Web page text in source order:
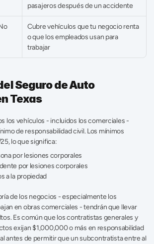
pasajeros después de un accidente
Cubre vehículos que tu negocio renta
o que los empleados usan para
trabajar
Seguro de Auto
Texas
los vehículos - incluidos los comerciales -
de responsabilidad civil. Los mínimos
lo que significa:
por lesiones corporales
por lesiones corporales
a la propiedad
de los negocios - especialmente los
en obras comerciales - tendrán que llevar
Es común que los contratistas generales y
exijan $1,000,000 o más en responsabilidad
antes de permitir que un subcontratista entre al